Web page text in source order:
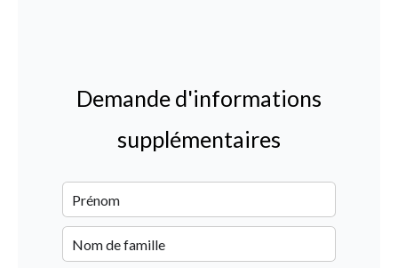
Demande d'informations
supplémentaires